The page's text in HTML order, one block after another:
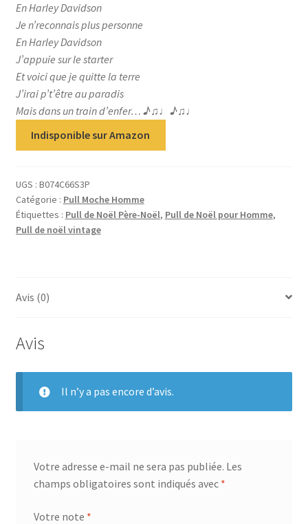
En Harley Davidson
Je n’reconnais plus personne
En Harley Davidson
J’appuie sur le starter
Et voici que je quitte la terre
J’irai p’t’être au paradis
Mais dans un train d’enfer… ♪♫♩♪♫♩
Indisponible sur Amazon
UGS : B074C66S3P
Catégorie : Pull Moche Homme
Étiquettes : Pull de Noël Père-Noël, Pull de Noël pour Homme,
Pull de noël vintage
Avis (0)
Avis
Il n’y a pas encore d’avis.
Votre adresse e-mail ne sera pas publiée. Les
champs obligatoires sont indiqués avec *
Votre note *